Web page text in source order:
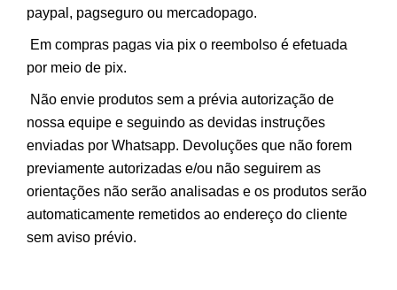
paypal, pagseguro ou mercadopago.
Em compras pagas via pix o reembolso é efetuada
por meio de pix.
Não envie produtos sem a prévia autorização de
nossa equipe e seguindo as devidas instruções
enviadas por Whatsapp. Devoluções que não forem
previamente autorizadas e/ou não seguirem as
orientações não serão analisadas e os produtos serão
automaticamente remetidos ao endereço do cliente
sem aviso prévio.